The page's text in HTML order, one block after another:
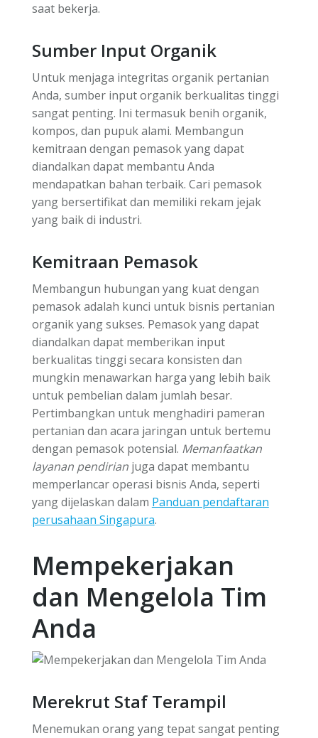
saat bekerja.
Sumber Input Organik
Untuk menjaga integritas organik pertanian
Anda, sumber input organik berkualitas tinggi
sangat penting. Ini termasuk benih organik,
kompos, dan pupuk alami. Membangun
kemitraan dengan pemasok yang dapat
diandalkan dapat membantu Anda
mendapatkan bahan terbaik. Cari pemasok
yang bersertifikat dan memiliki rekam jejak
yang baik di industri.
Kemitraan Pemasok
Membangun hubungan yang kuat dengan
pemasok adalah kunci untuk bisnis pertanian
organik yang sukses. Pemasok yang dapat
diandalkan dapat memberikan input
berkualitas tinggi secara konsisten dan
mungkin menawarkan harga yang lebih baik
untuk pembelian dalam jumlah besar.
Pertimbangkan untuk menghadiri pameran
pertanian dan acara jaringan untuk bertemu
dengan pemasok potensial. Memanfaatkan
layanan pendirianjuga dapat membantu
memperlancar operasi bisnis Anda, seperti
yang dijelaskan dalam Panduan pendaftaran
perusahaan Singapura.
Mempekerjakan
dan Mengelola Tim
Anda
Merekrut Staf Terampil
Menemukan orang yang tepat sangat penting